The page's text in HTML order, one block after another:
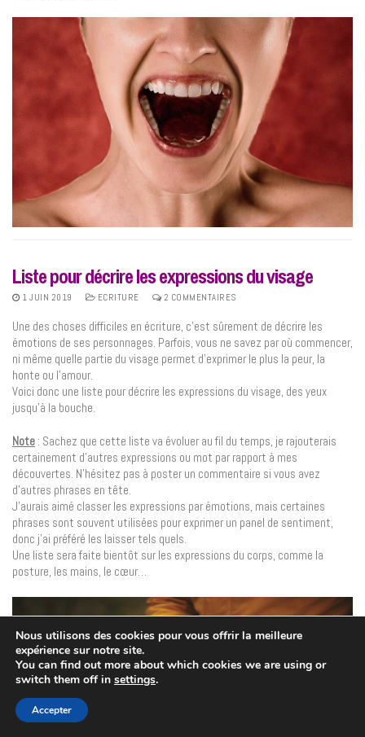
Liste pour décrire les expressions du visage
1 JUIN 2019 ECRITURE 2 COMMENTAIRES
Une des choses difficiles en écriture, c’est sûrement de décrire les
émotions de ses personnages. Parfois, vous ne savez par où commencer,
ni même quelle partie du visage permet d’exprimer le plus la peur, la
honte ou l’amour.
Voici donc une liste pour décrire les expressions du visage, des yeux
jusqu’à la bouche.
Note : Sachez que cette liste va évoluer au fil du temps, je rajouterais
certainement d’autres expressions ou mot par rapport à mes
découvertes. N’hésitez pas à poster un commentaire si vous avez
d’autres phrases en tête.
J’aurais aimé classer les expressions par émotions, mais certaines
phrases sont souvent utilisées pour exprimer un panel de sentiment,
donc j’ai préféré les laisser tels quels.
Une liste sera faite bientôt sur les expressions du corps, comme la
posture, les mains, le cœur…
Nous utilisons des cookies pour vous offrir la meilleure
expérience sur notre site.
You can find out more about which cookies we are using or
switch them off in settings.
Accepter